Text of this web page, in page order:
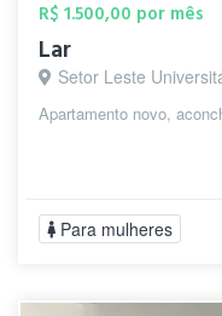
R$ 1.500,00 por mês
Lar
Setor Leste
Apartamento novo,
Para mulheres